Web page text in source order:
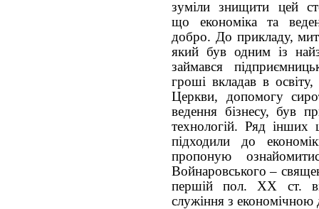
зуміли знищити цей
що економіка та
добро. До прикладу,
який був одним із
займався
гроші вкладав в
Церкви, допомогу
ведення бізнесу, був
технологій. Ряд інших
підходили до
пропоную
Войнаровського –
першій пол. ХХ ст.
служіння з економічною